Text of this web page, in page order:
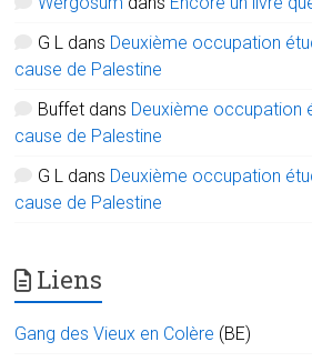
G L dans Deuxième occupation
cause de Palestine
Buffet dans Deuxième occupation
cause de Palestine
G L dans Deuxième occupation
cause de Palestine
Liens
Gang des Vieux en Colère (BE)